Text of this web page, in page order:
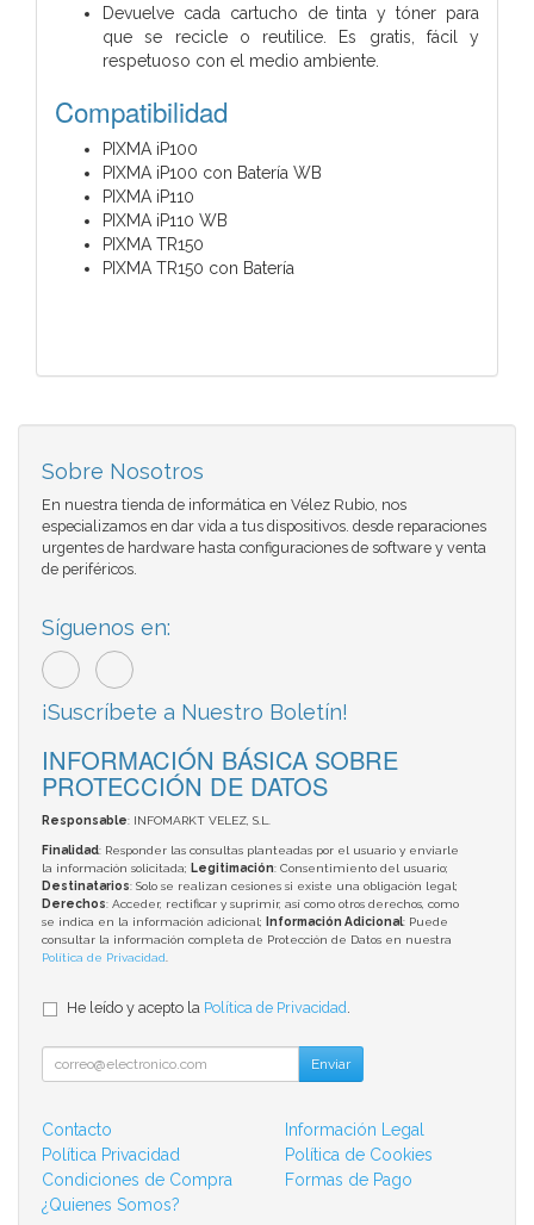
Devuelve cada cartucho de tinta y tóner para
que se recicle o reutilice. Es gratis, fácil y
respetuoso con el medio ambiente.
Compatibilidad
PIXMA iP100
PIXMA iP100 con Batería WB
PIXMA iP110
PIXMA iP110 WB
PIXMA TR150
PIXMA TR150 con Batería
Sobre Nosotros
En nuestra tienda de informática en Vélez Rubio, nos
especializamos en dar vida a tus dispositivos. desde reparaciones
urgentes de hardware hasta configuraciones de software y venta
de periféricos.
Síguenos en:
¡Suscríbete a Nuestro Boletín!
INFORMACIÓN BÁSICA SOBRE
PROTECCIÓN DE DATOS
Responsable: INFOMARKT VELEZ, S.L.
Finalidad: Responder las consultas planteadas por el usuario y enviarle
la información solicitada; Legitimación: Consentimiento del usuario;
Destinatarios: Solo se realizan cesiones si existe una obligación legal;
Derechos: Acceder, rectificar y suprimir, así como otros derechos, como
se indica en la información adicional;
Información Adicional: Puede
consultar la información completa de Protección de Datos en nuestra
Política de Privacidad
He leído y acepto la Política de Privacidad
Enviar
Contacto
Información Legal
Política Privacidad
Política de Cookies
Condiciones de Compra
Formas de Pago
¿Quienes Somos?